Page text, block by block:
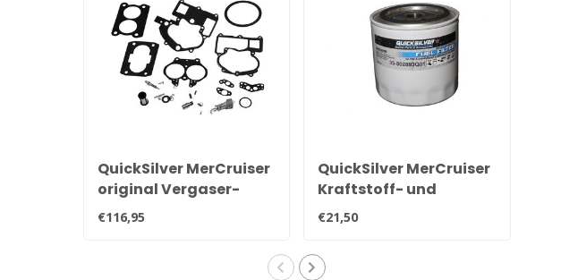
QuickSilver MerCruiser
original Vergaser-
Reparatursatz
Mercarb 3302-
€116,95
QuickSilver MerCruiser
Kraftstoff- und
Wasserabscheiderfilter
35-802893Q01
€21,50